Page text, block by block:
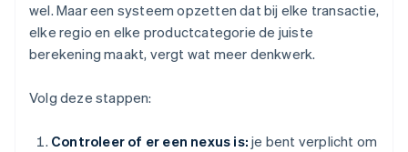
wel. Maar een systeem opzetten dat bij elke transactie,
elke regio en elke productcategorie de juiste
berekening maakt, vergt wat meer denkwerk.
Volg deze stappen:
Controleer of er een nexus is: je bent verplicht om